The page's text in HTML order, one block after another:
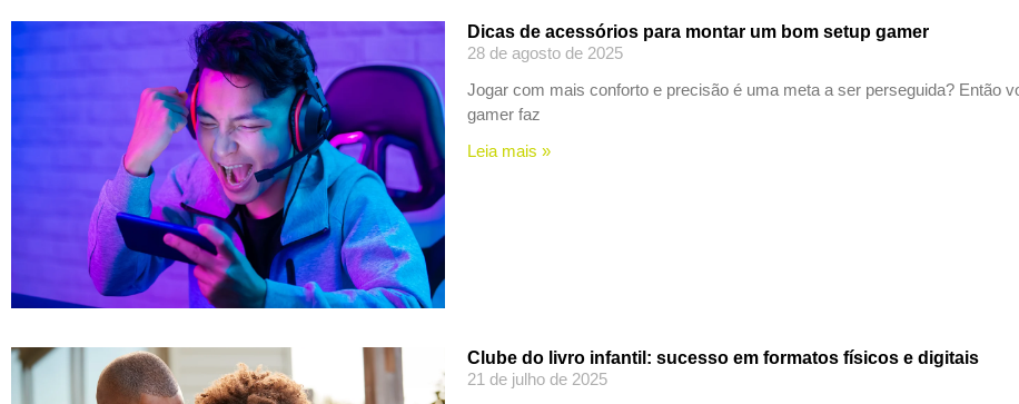
Dicas de acessórios para montar um bom setup gamer
28 de agosto de 2025
Jogar com mais conforto e precisão é uma meta a ser perseguida? Então
gamer faz
Leia mais »
Clube do livro infantil: sucesso em formatos físicos e digitais
21 de julho de 2025